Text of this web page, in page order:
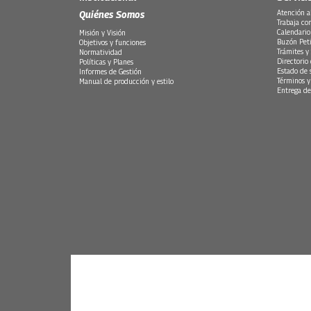
Quiénes Somos
Misión y Visión
Objetivos y funciones
Normatividad
Políticas y Planes
Informes de Gestión
Manual de producción y estilo
Atención
Trabaja
Buzón
Trámites y
Directorio
Estado de
Términos
Entrega